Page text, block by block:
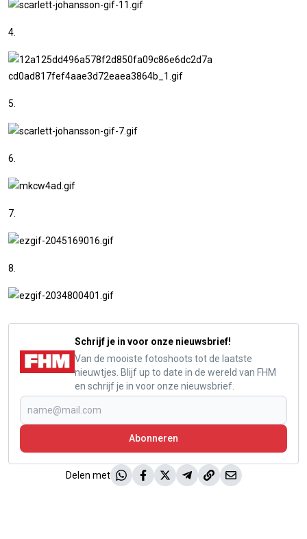
4.
5.
6.
7.
8.
Schrijf je in voor onze nieuwsbrief!
Van de mooiste fotoshoots tot de laatste
nieuwtjes. Blijf up to date in de wereld van FHM
en schrijf je in voor onze nieuwsbrief.
Abonneren
Delen met